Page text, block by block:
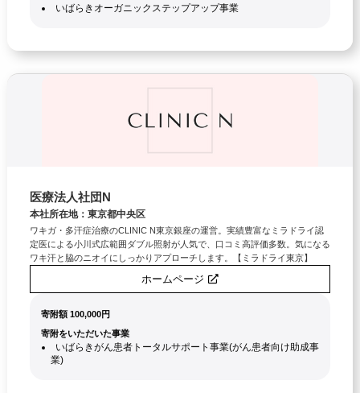
いばらきオーガニックステップアップ事業
医療法人社団N
本社所在地：東京都中央区
ワキガ・多汗症治療のCLINIC N東京銀座の運営。実績豊富なミラドライ認
定医による小川式広範囲ダブル照射が人気で、口コミ高評価多数。気になる
ワキ汗と脇のニオイにしっかりアプローチします。【ミラドライ東京】
ホームページ
寄附額 100,000円
寄附をいただいた事業
いばらきがん患者トータルサポート事業(がん患者向け助成事
業)